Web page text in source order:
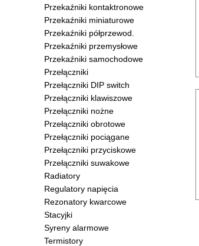
Przekaźniki kontaktronowe
Przekaźniki miniaturowe
Przekaźniki półprzewod.
Przekaźniki przemysłowe
Przekaźniki samochodowe
Przełączniki
Przełączniki DIP switch
Przełączniki klawiszowe
Przełączniki nożne
Przełączniki obrotowe
Przełączniki pociągane
Przełączniki przyciskowe
Przełączniki suwakowe
Radiatory
Regulatory napięcia
Rezonatory kwarcowe
Stacyjki
Syreny alarmowe
Termistory